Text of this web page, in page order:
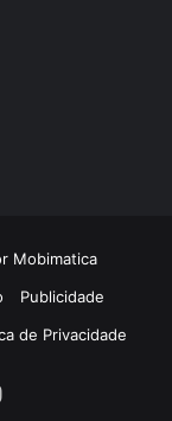
Mobimatica
Publicidade
de Privacidade
Instagram